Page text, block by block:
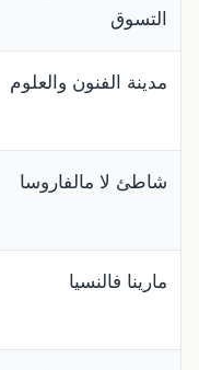
التسوق
مدينة الفنون والعلوم
شاطئ لا مالفاروسا
مارينا فالنسيا